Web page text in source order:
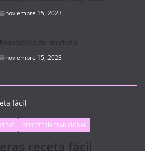
noviembre 15, 2023
Ensaladilla de merluza
noviembre 15, 2023
REPOSTERÍA TRADICIONAL
receta fácil